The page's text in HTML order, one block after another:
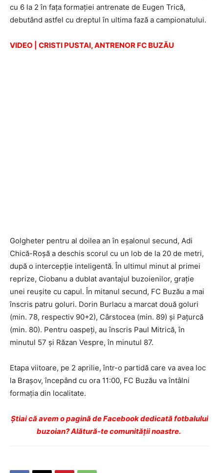
cu 6 la 2 în faţa formaţiei antrenate de Eugen Trică,
debutând astfel cu dreptul în ultima fază a campionatului.
VIDEO | CRISTI PUSTAI, ANTRENOR FC BUZĂU
Golgheter pentru al doilea an în eşalonul secund, Adi
Chică-Roşă a deschis scorul cu un lob de la 20 de metri,
după o intercepţie inteligentă. În ultimul minut al primei
reprize, Ciobanu a dublat avantajul buzoienilor, graţie
unei reuşite cu capul. În mitanul secund, FC Buzău a mai
înscris patru goluri. Dorin Burlacu a marcat două goluri
(min. 78, respectiv 90+2), Cârstocea (min. 89) şi Paţurcă
(min. 80). Pentru oaspeţi, au înscris Paul Mitrică, în
minutul 57 şi Răzan Vespre, în minutul 87.
Etapa viitoare, pe 2 aprilie, într-o partidă care va avea loc
la Braşov, începând cu ora 11:00, FC Buzău va întâlni
formaţia din localitate.
Ştiai că avem o pagină de Facebook dedicată fotbalului
buzoian? Alătură-te comunității noastre.